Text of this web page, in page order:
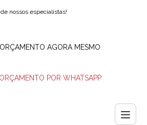
nossos especialistas!
AGORA MESMO
POR WHATSAPP